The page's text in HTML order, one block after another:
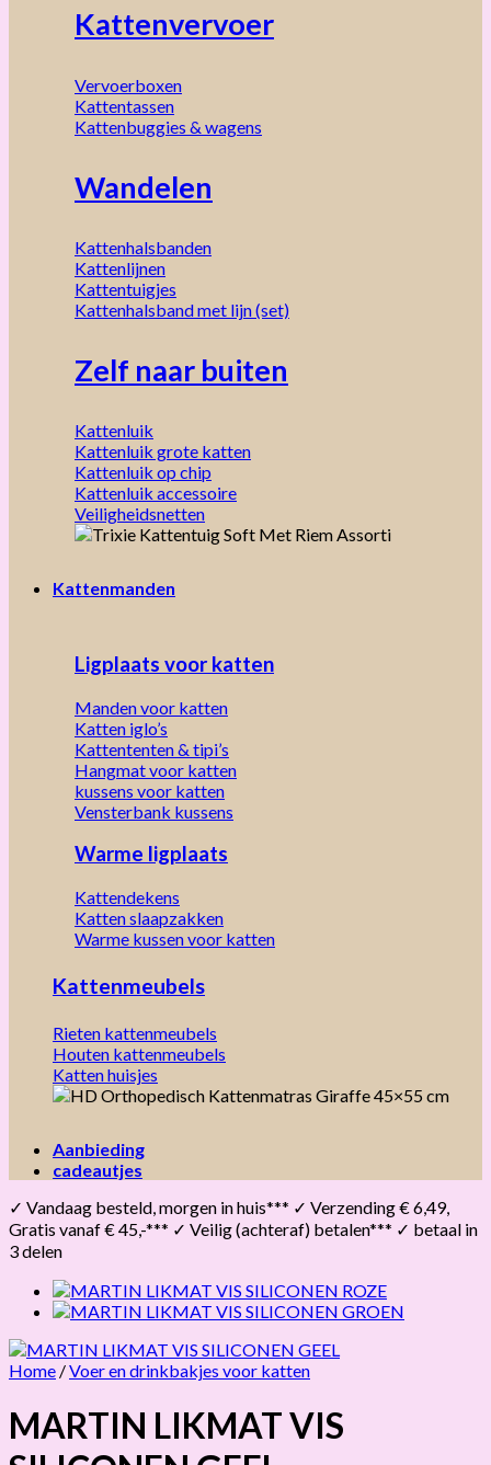
Kattenvervoer
Vervoerboxen
Kattentassen
Kattenbuggies & wagens
Wandelen
Kattenhalsbanden
Kattenlijnen
Kattentuigjes
Kattenhalsband met lijn (set)
Zelf naar buiten
Kattenluik
Kattenluik grote katten
Kattenluik op chip
Kattenluik accessoire
Veiligheidsnetten
Kattenmanden
Ligplaats voor katten
Manden voor katten
Katten iglo’s
Kattententen & tipi’s
Hangmat voor katten
kussens voor katten
Vensterbank kussens
Warme ligplaats
Kattendekens
Katten slaapzakken
Warme kussen voor katten
Kattenmeubels
Rieten kattenmeubels
Houten kattenmeubels
Katten huisjes
Aanbieding
cadeautjes
✓ Vandaag besteld, morgen in huis*** ✓ Verzending € 6,49,
Gratis vanaf € 45,-*** ✓ Veilig (achteraf) betalen*** ✓ betaal in
3 delen
Home /Voer en drinkbakjes voor katten
MARTIN LIKMAT VIS